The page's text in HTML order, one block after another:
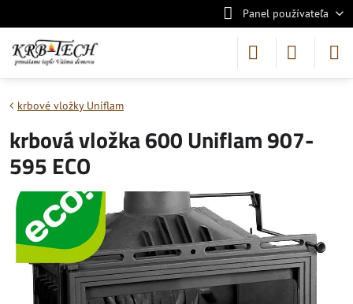
Panel používateľa
krbové vložky Uniflam
krbová vložka 600 Uniflam 907-
595 ECO